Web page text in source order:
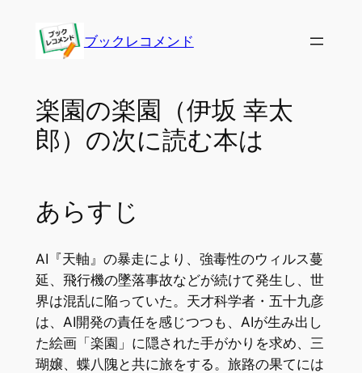
ブックレコメンド
楽園の楽園（伊坂 幸太
郎）の次に読む本は
あらすじ
AI『天軸』の暴走により、強毒性のウィルス蔓
延、飛行機の墜落事故などが続けて発生し、世
界は混乱に陥っていた。天才科学者・五十九彦
は、AI開発の責任を感じつつも、AIが生み出し
た絵画「楽園」に隠された手がかりを求め、三
瑚嬢、蝶八隗と共に旅をする。旅路の果てには